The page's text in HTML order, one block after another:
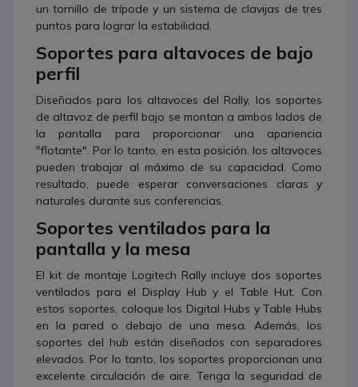
un tornillo de trípode y un sistema de clavijas de tres
puntos para lograr la estabilidad.
Soportes para altavoces de bajo
perfil
Diseñados para los altavoces del Rally, los soportes
de altavoz de perfil bajo se montan a ambos lados de
la pantalla para proporcionar una apariencia
"flotante". Por lo tanto, en esta posición, los altavoces
pueden trabajar al máximo de su capacidad. Como
resultado, puede esperar conversaciones claras y
naturales durante sus conferencias.
Soportes ventilados para la
pantalla y la mesa
El kit de montaje Logitech Rally incluye dos soportes
ventilados para el Display Hub y el Table Hut. Con
estos soportes, coloque los Digital Hubs y Table Hubs
en la pared o debajo de una mesa. Además, los
soportes del hub están diseñados con separadores
elevados. Por lo tanto, los soportes proporcionan una
excelente circulación de aire. Tenga la seguridad de